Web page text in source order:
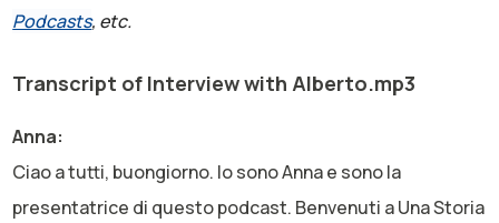
Podcasts, etc.
Transcript of Interview with Alberto.mp3
Anna:
Ciao a tutti, buongiorno. Io sono Anna e sono la
presentatrice di questo podcast. Benvenuti a Una Storia